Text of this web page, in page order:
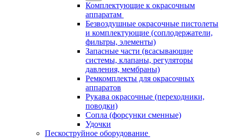
Комплектующие к окрасочным
аппаратам
Безвоздушные окрасочные пистолеты
и комплектующие (соплодержатели,
фильтры, элементы)
Запасные части (всасывающие
системы, клапаны, регуляторы
давления, мембраны)
Ремкомплекты для окрасочных
аппаратов
Рукава окрасочные (переходники,
поводки)
Сопла (форсунки сменные)
Удочки
Пескоструйное оборудование